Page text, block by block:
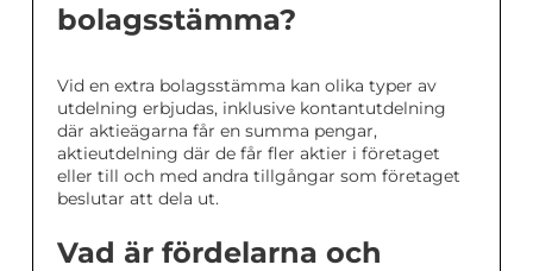
bolagsstämma?
Vid en extra bolagsstämma kan olika typer av
utdelning erbjudas, inklusive kontantutdelning
där aktieägarna får en summa pengar,
aktieutdelning där de får fler aktier i företaget
eller till och med andra tillgångar som företaget
beslutar att dela ut.
Vad är fördelarna och